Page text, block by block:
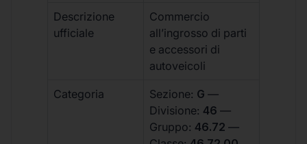
Descrizione
ufficiale
Commercio
all’ingrosso di parti
e accessori di
autoveicoli
Categoria Sezione: G —
Divisione: 46 —
Gruppo: 46.72 —